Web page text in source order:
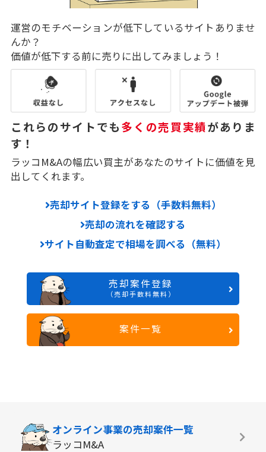
運営のモチベーションが低下しているサイトありませ
んか？
価値が低下する前に売りに出してみましょう！
これらのサイトでも多くの売買実績がありま
す！
ラッコM&Aの幅広い買主があなたのサイトに価値を見
出してくれます。
売却サイト登録をする（手数料無料）
売却の流れを確認する
サイト自動査定で相場を調べる（無料）
売却案件登録
（売却手数料無料）
案件一覧
オンライン事業の売却案件一覧
ラッコM&A